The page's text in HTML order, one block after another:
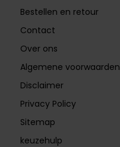
Bestellen en retour
Contact
Over ons
Algemene voorwaarden
Disclaimer
Privacy Policy
Sitemap
keuzehulp